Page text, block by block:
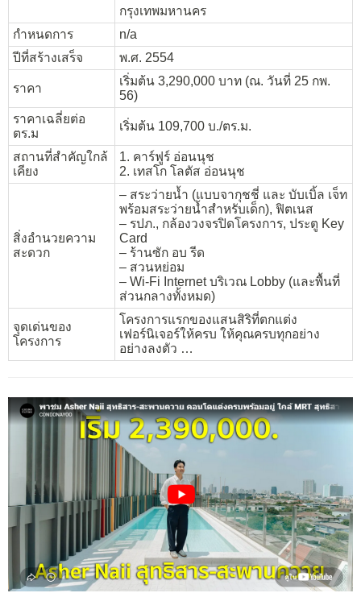
กรุงเทพมหานคร
กำหนดการ
n/a
ปีที่สร้างเสร็จ
พ.ศ. 2554
ราคา
เริ่มต้น 3,290,000 บาท (ณ. วันที่ 25 กพ.
56)
ราคาเฉลี่ยต่อ
ตร.ม
เริ่มต้น 109,700 บ./ตร.ม.
สถานที่สำคัญใกล้
เคียง
1. คาร์ฟูร์ อ่อนนุช
2. เทสโก โลตัส อ่อนนุช
สิ่งอำนวยความ
สะดวก
– สระว่ายน้ำ (แบบจากุชชี่ และ บับเบิ้ล เจ็ท
พร้อมสระว่ายน้ำสำหรับเด็ก), ฟิตเนส
– รปภ., กล้องวงจรปิดโครงการ, ประตู Key
Card
– ร้านซัก อบ รีด
– สวนหย่อม
– Wi-Fi Internet บริเวณ Lobby (และพื้นที่
ส่วนกลางทั้งหมด)
จุดเด่นของ
โครงการ
โครงการแรกของแสนสิริที่ตกแต่ง
เฟอร์นิเจอร์ให้ครบ ให้คุณครบทุกอย่าง
อย่างลงตัว …